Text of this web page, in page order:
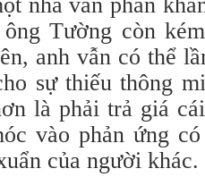
Tường còn
anh vẫn có thể
sự thiếu thông
là phải trả giá
vào phản ứng
của người khác.